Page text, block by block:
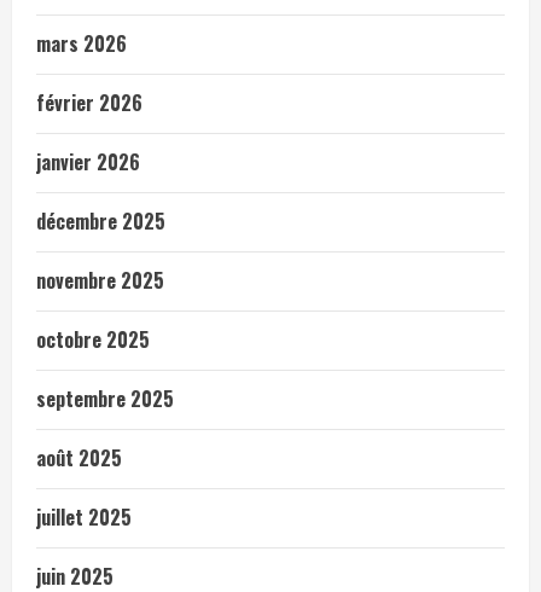
mars 2026
février 2026
janvier 2026
décembre 2025
novembre 2025
octobre 2025
septembre 2025
août 2025
juillet 2025
juin 2025